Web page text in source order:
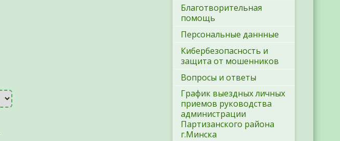
Благотворительная
помощь
Персональные даннные
Кибербезопасность и
защита от мошенников
Вопросы и ответы
График выездных личных
приемов руководства
администрации
Партизанского района
г.Минска